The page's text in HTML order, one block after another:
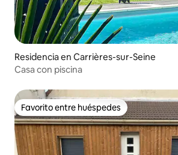
Residencia en Carrières-sur-Seine
Casa con piscina
Favorito entre huéspedes
Favorito entre huéspedes